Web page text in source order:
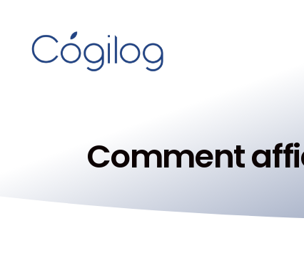
Comment